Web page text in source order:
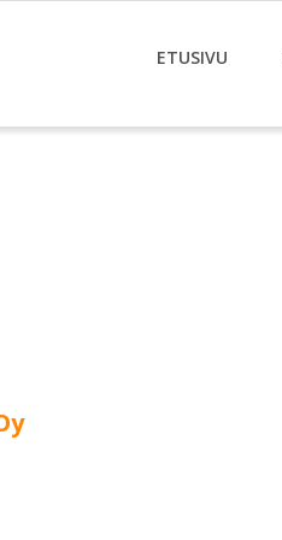
ETUSIVU